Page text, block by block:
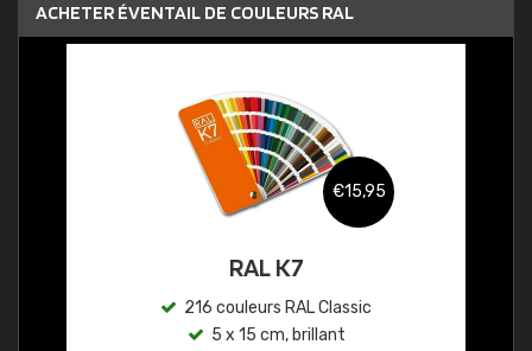
ACHETER ÉVENTAIL DE COULEURS RAL
€15,95
RAL K7
216 couleurs RAL Classic
5 x 15 cm, brillant